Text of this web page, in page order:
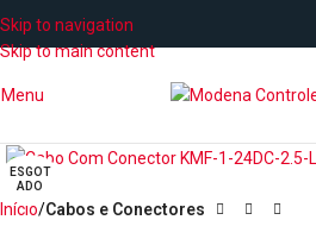
Skip to navigation
Skip to main content
Menu
ESGOT
ADO
Início Cabos e Conectores